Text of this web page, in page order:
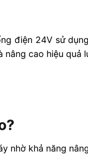
điện 24V sử
nâng cao hiệu quả
nhờ khả năng